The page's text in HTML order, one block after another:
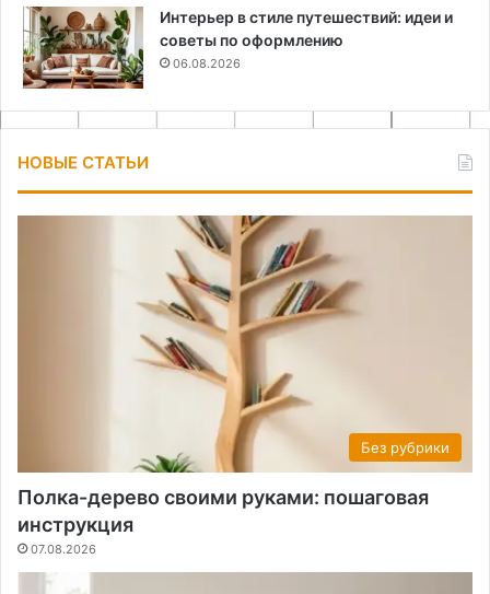
Интерьер в стиле путешествий: идеи и
советы по оформлению
06.08.2026
НОВЫЕ СТАТЬИ
Без рубрики
Полка-дерево своими руками: пошаговая
инструкция
07.08.2026